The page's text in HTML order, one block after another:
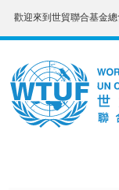
歡迎來到世貿聯合基金總